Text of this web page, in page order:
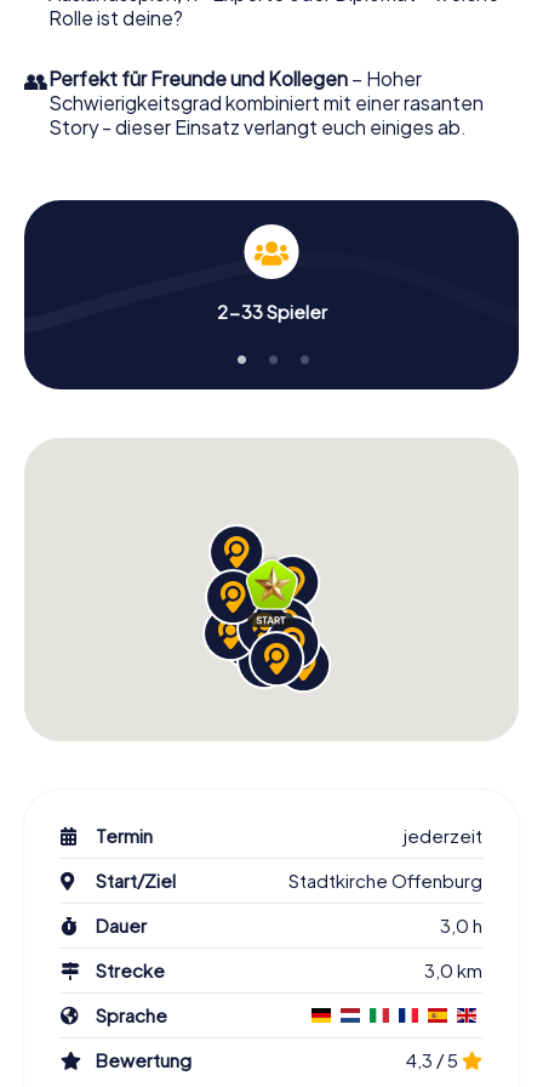
Rolle ist deine?
👥Perfekt für Freunde und Kollegen – Hoher
Schwierigkeitsgrad kombiniert mit einer rasanten
Story - dieser Einsatz verlangt euch einiges ab.
2-33 Spieler
Termin
jederzeit
Start/Ziel
Stadtkirche Offenburg
Dauer
3,0 h
Strecke
3,0 km
Sprache
Bewertung
4,3 / 5